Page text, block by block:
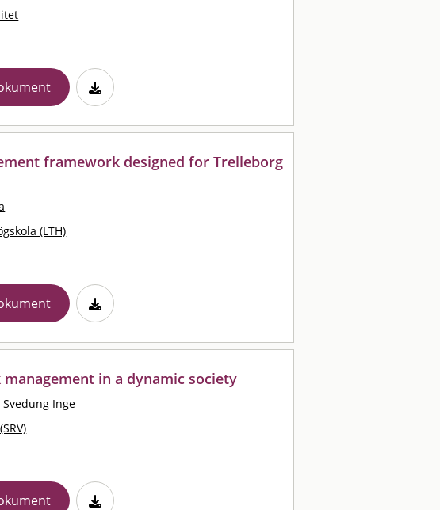
framework designed for Trelleborg
(LTH)
in a dynamic society
Svedung Inge